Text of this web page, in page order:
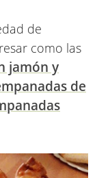
de
como las
jamón y
de